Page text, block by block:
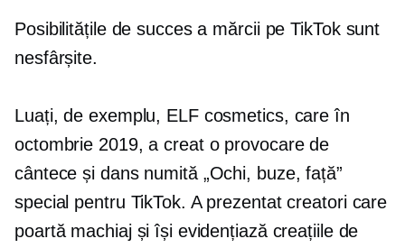
Posibilitățile de succes a mărcii pe TikTok sunt
nesfârșite.
Luați, de exemplu, ELF cosmetics, care în
octombrie 2019, a creat o provocare de
cântece și dans numită „Ochi, buze, față”
special pentru TikTok. A prezentat creatori care
poartă machiaj și își evidențiază creațiile de